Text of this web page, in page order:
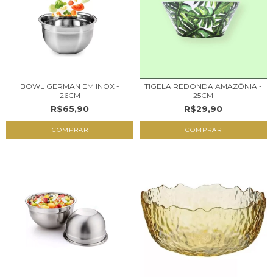
BOWL GERMAN EM INOX -
26CM
R$65,90
TIGELA REDONDA AMAZÔNIA -
25CM
R$29,90